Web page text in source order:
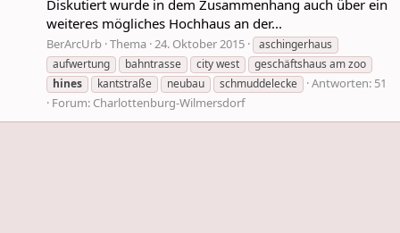
Diskutiert wurde in dem Zusammenhang auch über ein
weiteres mögliches Hochhaus an der...
BerArcUrb Thema 24. Oktober 2015
aschingerhaus
aufwertung
bahntrasse city west
geschäftshaus am zoo
hines
kantstraße neubau schmuddelecke
Antworten: 51
Forum: Charlottenburg-Wilmersdorf